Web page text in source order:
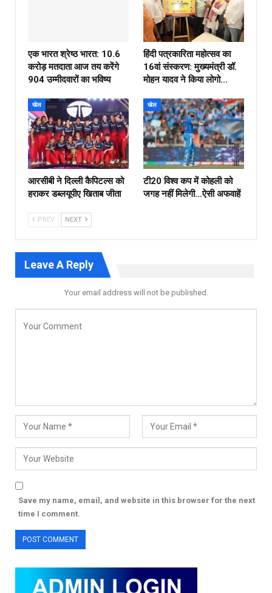
एक भारत श्रेष्ठ भारत: 10.6
करोड़ मतदाता आज तय करेंगे
904 उम्मीदवारों का भविष्य
हिंदी पत्रकारिता महोत्सव का
16वां संस्करण: मुख्यमंत्री डॉ.
मोहन यादव ने किया लोगो…
खेल
आरसीबी ने दिल्ली कैपिटल्स को
हराकर डब्लयूपीए खिताब जीता
खेल
टी20 विश्व कप में कोहली को
जगह नहीं मिलेगी…ऐसी अफवाहें
PREV NEXT
Leave A Reply
Your email address will not be published.
Save my name, email, and website in this browser for the next
time I comment.